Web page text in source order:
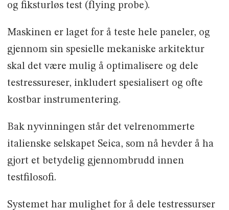
og fiksturløs test (flying probe).
Maskinen er laget for å teste hele paneler, og
gjennom sin spesielle mekaniske arkitektur
skal det være mulig å optimalisere og dele
testressureser, inkludert spesialisert og ofte
kostbar instrumentering.
Bak nyvinningen står det velrenommerte
italienske selskapet Seica, som nå hevder å ha
gjort et betydelig gjennombrudd innen
testfilosofi.
Systemet har mulighet for å dele testressurser